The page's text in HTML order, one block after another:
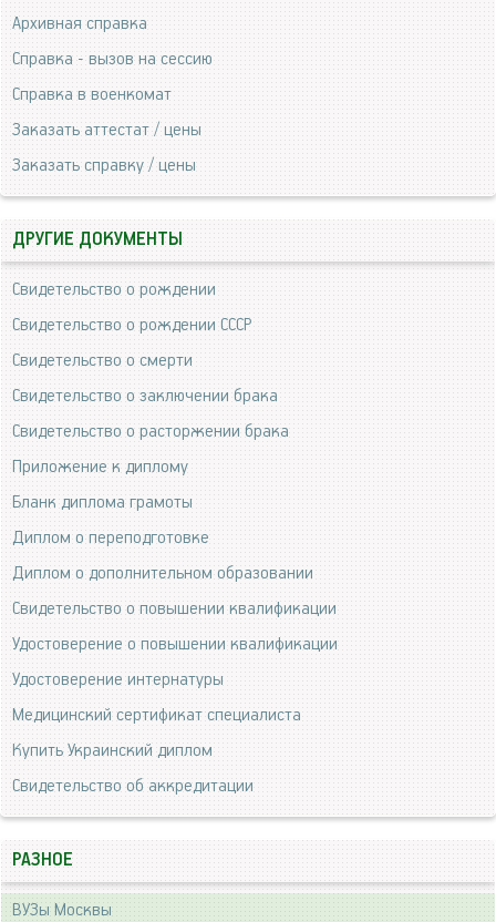
Архивная справка
Справка - вызов на сессию
Справка в военкомат
Заказать аттестат / цены
Заказать справку / цены
ДРУГИЕ ДОКУМЕНТЫ
Свидетельство о рождении
Свидетельство о рождении СССР
Свидетельство о смерти
Свидетельство о заключении брака
Свидетельство о расторжении брака
Приложение к диплому
Бланк диплома грамоты
Диплом о переподготовке
Диплом о дополнительном образовании
Свидетельство о повышении квалификации
Удостоверение о повышении квалификации
Удостоверение интернатуры
Медицинский сертификат специалиста
Купить Украинский диплом
Свидетельство об аккредитации
РАЗНОЕ
ВУЗы Москвы